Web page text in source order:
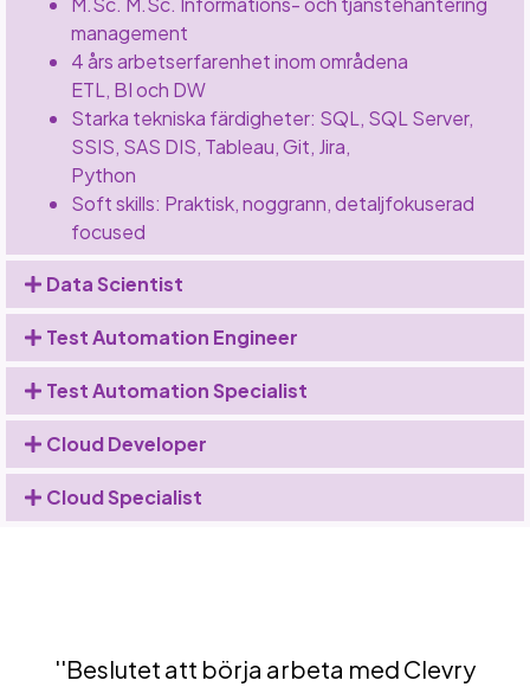
management
4 års arbetserfarenhet inom områdena
ETL, BI och DW
Starka tekniska färdigheter: SQL, SQL Server,
SSIS, SAS DIS, Tableau, Git, Jira,
Python
Soft skills: Praktisk, noggrann, detaljfokuserad
focused
Data Scientist
Test Automation Engineer
Test Automation Specialist
Cloud Developer
Cloud Specialist
''Beslutet att börja arbeta med Clevry